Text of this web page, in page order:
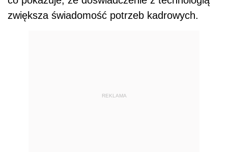
zwiększa świadomość potrzeb kadrowych.
REKLAMA